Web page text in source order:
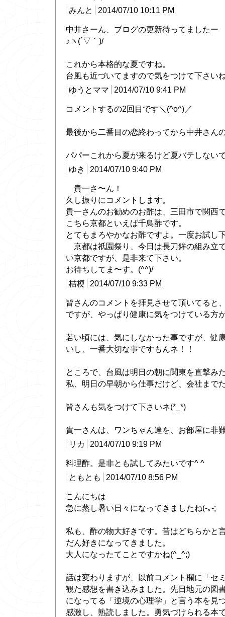
みんと
2014/07/10 10:11 PM
中井さーん、ブログの更新待ってましたー
♪ヽ(´▽｀)/
これから本格的な夏ですね。
台風も近づいてますので気をつけて下さい
ゆうとママ
2014/07/10 9:41 PM
コメントするの2回目です＼(^o^)／
最後から二番目の恋終わってから中井さん
パパーこれから夏が来るけど夏バテしない
ゆき
2014/07/10 9:40 PM
貴一さ〜ん！
久し振りにコメントします。
貴一さんのお勧めのお酢は、三田市で関西
こちら京都といえば千鳥酢です。
とてもまろやかなお酢ですよ。一度お試し
京都は祇園祭り、今日は長刀鉾の組み立
い京都ですが、是非来て下さい。
お待ちしてま〜す。(^^)/
桔梗
2014/07/10 9:33 PM
皆さんのコメントを拝見させて頂いてると
ですが、やっぱり健康に気をつけている方
若い頃には、気にしなかった事ですが、健
いし、一番大切な事ですもんネ！！
ところで、台風は明日の朝に関東を直撃
私、明日の早朝から仕事だけど、会社まで
皆さんも気をつけて下さいネ(*_*)
貴一さんは、ワンちゃん達を、お部屋に非
リカ
2014/07/10 9:19 PM
料理酢。是非とも試してみたいです^ ^
ともとも
2014/07/10 8:56 PM
こんにちは
急に蒸し暑い日々になってきましたね(-｡-;
私も、酢の物大好きです。昔はどちらかと
だん好きになってきました。
大人になったてことですかね(^_^;)
話は変わりますが、以前コメント欄に「セ
観た感想を書き込みました。先日地元の図
になってる「逆境の心理学」と言う本を見
感激し、熟読しました。勇気づけられる本